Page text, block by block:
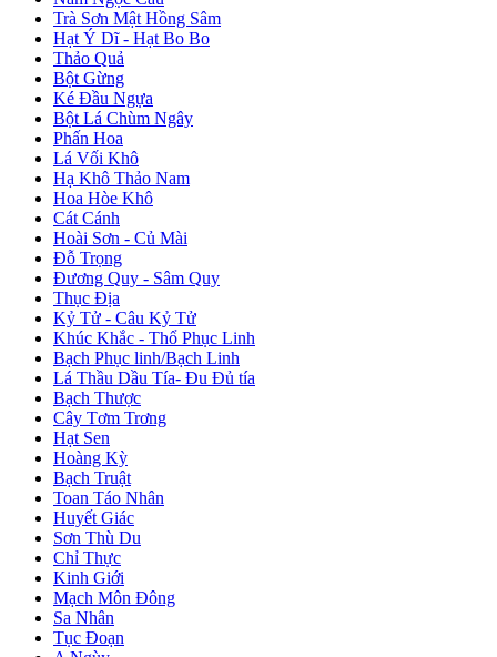
Trà Sơn Mật Hồng Sâm
Hạt Ý Dĩ - Hạt Bo Bo
Thảo Quả
Bột Gừng
Ké Đầu Ngựa
Bột Lá Chùm Ngây
Phấn Hoa
Lá Vối Khô
Hạ Khô Thảo Nam
Hoa Hòe Khô
Cát Cánh
Hoài Sơn - Củ Mài
Đỗ Trọng
Đương Quy - Sâm Quy
Thục Địa
Kỷ Tử - Câu Kỷ Tử
Khúc Khắc - Thổ Phục Linh
Bạch Phục linh/Bạch Linh
Lá Thầu Dầu Tía- Đu Đủ tía
Bạch Thược
Cây Tơm Trơng
Hạt Sen
Hoàng Kỳ
Bạch Truật
Toan Táo Nhân
Huyết Giác
Sơn Thù Du
Chỉ Thực
Kinh Giới
Mạch Môn Đông
Sa Nhân
Tục Đoạn